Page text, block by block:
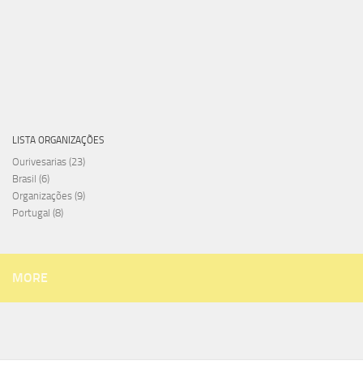
LISTA ORGANIZAÇÕES
Ourivesarias (23)
Brasil (6)
Organizações (9)
Portugal (8)
MORE